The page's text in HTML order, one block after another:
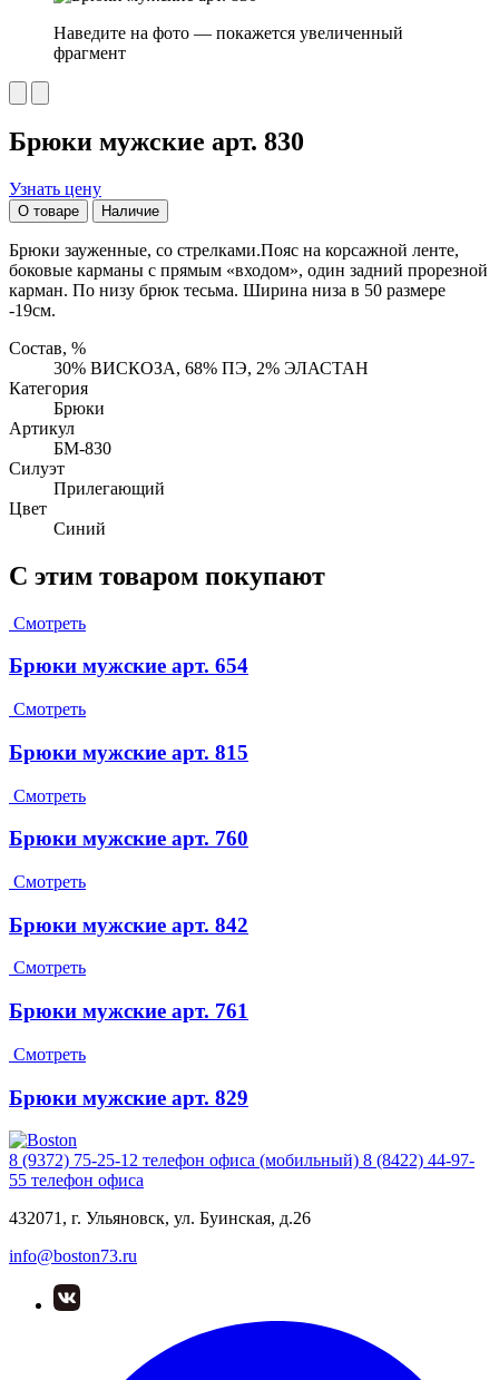
Наведите на фото — покажется увеличенный
фрагмент
Брюки мужские арт. 830
Узнать цену
О товаре Наличие
Брюки зауженные, со стрелками.Пояс на корсажной ленте,
боковые карманы с прямым «входом», один задний прорезной
карман. По низу брюк тесьма. Ширина низа в 50 размере
-19см.
Состав, %
30% ВИСКОЗА, 68% ПЭ, 2% ЭЛАСТАН
Категория
Брюки
Артикул
БМ-830
Силуэт
Прилегающий
Цвет
Синий
С этим товаром покупают
Смотреть
Брюки мужские арт. 654
Смотреть
Брюки мужские арт. 815
Смотреть
Брюки мужские арт. 760
Смотреть
Брюки мужские арт. 842
Смотреть
Брюки мужские арт. 761
Смотреть
Брюки мужские арт. 829
8 (9372) 75-25-12 телефон офиса (мобильный) 8 (8422) 44-97-
55 телефон офиса
432071, г. Ульяновск, ул. Буинская, д.26
info@boston73.ru